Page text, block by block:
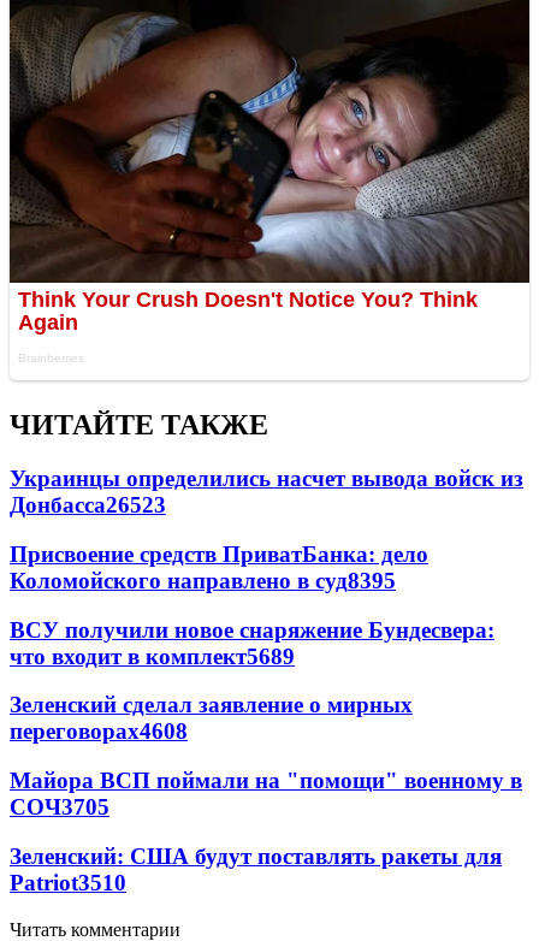
ЧИТАЙТЕ ТАКЖЕ
Украинцы определились насчет вывода войск из
Донбасса26523
Присвоение средств ПриватБанка: дело
Коломойского направлено в суд8395
ВСУ получили новое снаряжение Бундесвера:
что входит в комплект5689
Зеленский сделал заявление о мирных
переговорах4608
Майора ВСП поймали на "помощи" военному в
СОЧ3705
Зеленский: США будут поставлять ракеты для
Patriot3510
Читать комментарии